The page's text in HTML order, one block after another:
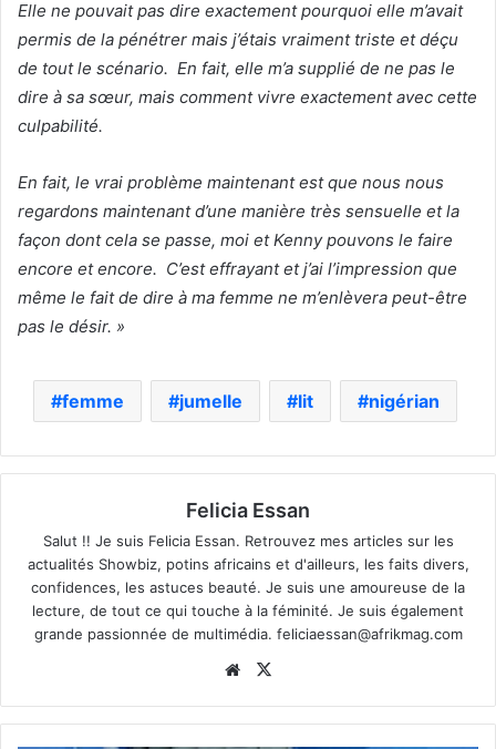
Elle ne pouvait pas dire exactement pourquoi elle m’avait
permis de la pénétrer mais j’étais vraiment triste et déçu
de tout le scénario. En fait, elle m’a supplié de ne pas le
dire à sa sœur, mais comment vivre exactement avec cette
culpabilité.
En fait, le vrai problème maintenant est que nous nous
regardons maintenant d’une manière très sensuelle et la
façon dont cela se passe, moi et Kenny pouvons le faire
encore et encore. C’est effrayant et j’ai l’impression que
même le fait de dire à ma femme ne m’enlèvera peut-être
pas le désir. »
femme jumelle lit nigérian
Felicia Essan
Salut !! Je suis Felicia Essan. Retrouvez mes articles sur les
actualités Showbiz, potins africains et d'ailleurs, les faits divers,
confidences, les astuces beauté. Je suis une amoureuse de la
lecture, de tout ce qui touche à la féminité. Je suis également
grande passionnée de multimédia. feliciaessan@afrikmag.com
Website